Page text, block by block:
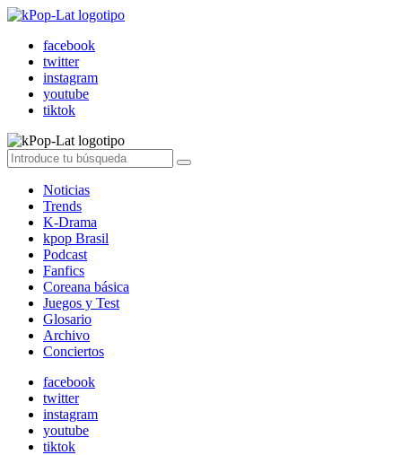
facebook
twitter
instagram
youtube
tiktok
Noticias
Trends
K-Drama
kpop Brasil
Podcast
Fanfics
Coreana básica
Juegos y Test
Glosario
Archivo
Conciertos
facebook
twitter
instagram
youtube
tiktok